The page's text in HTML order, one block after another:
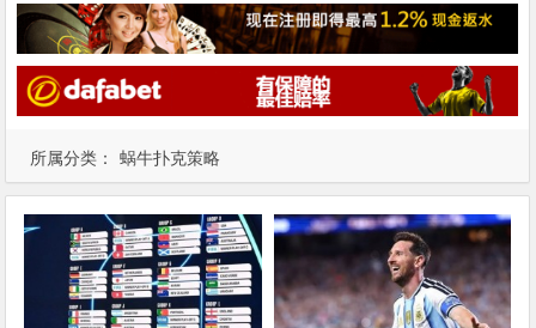
所属分类： 蜗牛扑克策略